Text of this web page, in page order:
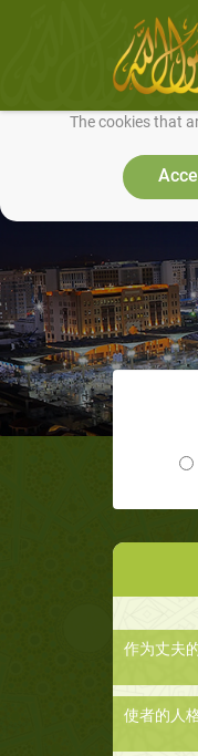
We use cookies to
The cookies that
作为丈夫
使者的人